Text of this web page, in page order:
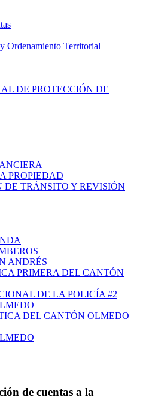
Ordenamiento Territorial
DE PROTECCIÓN DE
PROPIEDAD
DE TRÁNSITO Y REVISIÓN
ANDRÉS
PRIMERA DEL CANTÓN
DE LA POLICÍA #2
DEL CANTÓN OLMEDO
de cuentas a la